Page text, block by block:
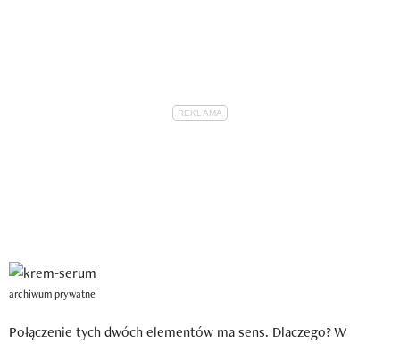
archiwum prywatne
Połączenie tych dwóch elementów ma sens. Dlaczego? W